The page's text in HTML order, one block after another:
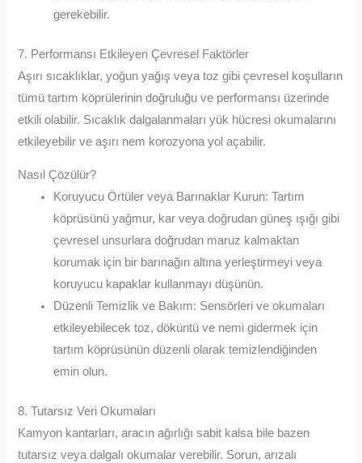
gerekebilir.
7. Performansı Etkileyen Çevresel Faktörler
Aşırı sıcaklıklar, yoğun yağış veya toz gibi çevresel koşulların
tümü tartım köprülerinin doğruluğu ve performansı üzerinde
etkili olabilir. Sıcaklık dalgalanmaları yük hücresi okumalarını
etkileyebilir ve aşırı nem korozyona yol açabilir.
Nasıl Çözülür?
Koruyucu Örtüler veya Barınaklar Kurun: Tartım
köprüsünü yağmur, kar veya doğrudan güneş ışığı gibi
çevresel unsurlara doğrudan maruz kalmaktan
korumak için bir barınağın altına yerleştirmeyi veya
koruyucu kapaklar kullanmayı düşünün.
Düzenli Temizlik ve Bakım: Sensörleri ve okumaları
etkileyebilecek toz, döküntü ve nemi gidermek için
tartım köprüsünün düzenli olarak temizlendiğinden
emin olun.
8. Tutarsız Veri Okumaları
Kamyon kantarları, aracın ağırlığı sabit kalsa bile bazen
tutarsız veya dalgalı okumalar verebilir. Sorun, arızalı